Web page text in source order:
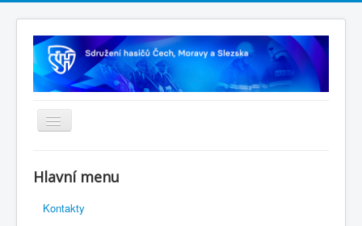
Rejstřík sportu
Novelizace Stanov SH ČMS
Hlavní menu
Kontakty